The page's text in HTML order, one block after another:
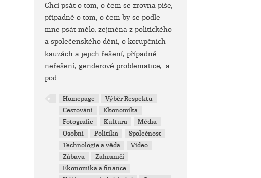
Chci psát o tom, o čem se zrovna píše,
případně o tom, o čem by se podle
mne psát mělo, zejména z politického
a společenského dění, o korupčních
kauzách a jejich řešení, případně
neřešení, genderové problematice, a
pod.
Homepage
Výběr Respektu
Cestování
Ekonomika
Fotografie
Kultura
Média
Osobní
Politika
Společnost
Technologie a věda
Video
Zábava
Zahraničí
Ekonomika a finance